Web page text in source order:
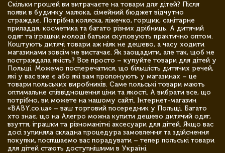
Скільки грошей ви витрачаєте на товари для дітей? Після
появи в будинку малюка, сімейний бюджет відчутно
страждає. Потрібна коляска, ліжечко, горщик, санітарне
приладдя, косметика та багато різних дрібниць. А дитячий
одяг та іграшки молоді батьки скуповують практично оптом.
Коштують дитячі товари аж ніяк не дешево, а часу ходити
магазинами зовсім не вистачає. Як заощадити, але так, щоб не
постраждала якість? Все просто – купуйте товари для дітей у
Польщі. Можемо посперечатися, що більшість дитячих речей,
які у вас вже є або які вам пропонують у магазинах – це
товари польських виробників. Саме польські товари мають
оптимальне співвідношення ціни та якості. А вибрати все, що
потрібно, ви можете на нашому сайті. Інтернет-магазин
«BABY.co.ua» – ваш торговий посередник у Польщі. Багато
хто знає, що на Алегро можна купити дешево дитячий одяг,
взуття, іграшки та різноманітні аксесуари для дітей. Якщо вас
досі зупиняла складна процедура замовлення та здійснення
покупки, поспішаємо вас порадувати – тепер польські товари
для дітей стають доступнішими в Україні.